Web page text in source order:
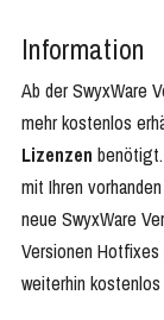
Information
Ab der SwyxWare
mehr kostenlos
Lizenzen
mit Ihren
neue SwyxWare
Versionen
weiterhin